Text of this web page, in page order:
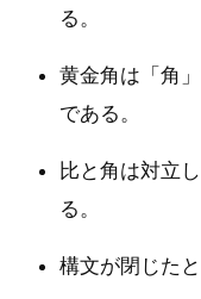
る。
黄金角は「角
である。
比と角は対立し
る。
構文が閉じた